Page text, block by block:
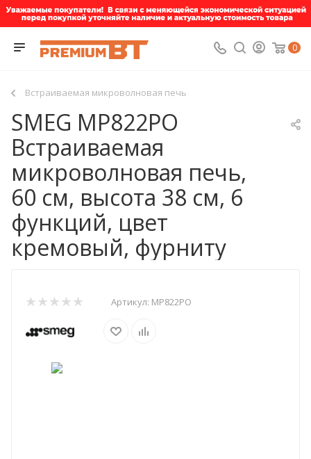
0
Встраиваемая микроволновая печь
SMEG MP822PO
Встраиваемая
микроволновая печь,
60 см, высота 38 см, 6
функций, цвет
кремовый, фурниту
Артикул: MP822PO